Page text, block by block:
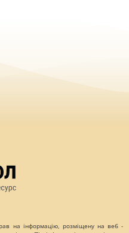
на інформацію, розміщену на веб -